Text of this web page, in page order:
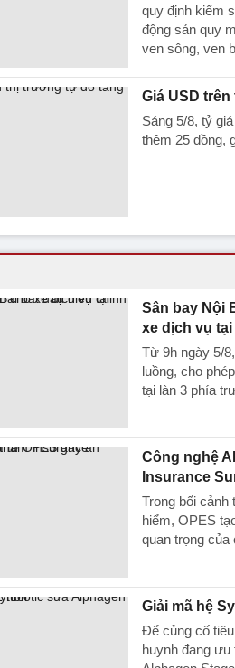
quy định kiểm
động sản quy
ven sông, ven
Giá USD
Sáng 5/8, tỷ
thêm 25 đồng,
Sân bay Nội
xe dịch vụ tại
Từ 9h ngày 5/
luồng, cho
tại làn 3 phía
Công nghệ
Insurance
Trong bối cảnh
hiểm, OPES
quan trọng của
Giải mã hệ
Để củng cố
huynh đang